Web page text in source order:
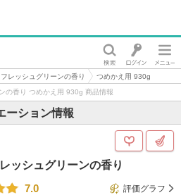
レッシュグリーンの香り
つめかえ用 930g
の香り つめかえ用 930g 商品情報
ーション情報
ッシュグリーンの香り
7.0
評価グラフ